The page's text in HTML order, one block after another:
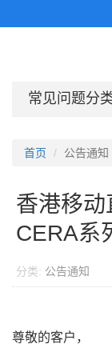
常见问题分
首页 公告通知
香港移
CERA系
分类: 公告通知
尊敬的客户，